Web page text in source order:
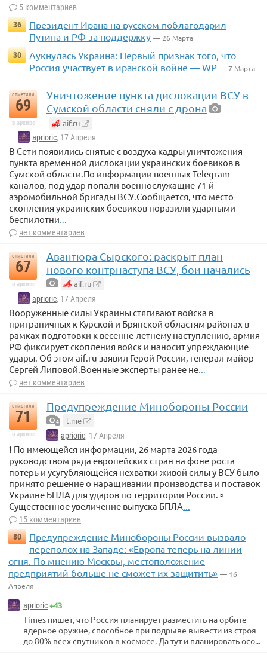
5 комментариев
36
Президент Ирана на русском поблагодарил
Путина и РФ за поддержку — 26 Марта
30
Аукнулась Украина: Первый признак того, что
Россия участвует в иранской войне — WP — 7 Марта
отметили
69
в архиве
Уничтожение пункта дислокации ВСУ в
Сумской области сняли с дрона
aif.ru
aprioric, 17 Апреля
В Сети появились снятые с воздуха кадры уничтожения
пункта временной дислокации украинских боевиков в
Сумской области.По информации военных Telegram-
каналов, под удар попали военнослужащие 71-й
аэромобильной бригады ВСУ.Сообщается, что место
скопления украинских боевиков поразили ударными
беспилотни...
нет комментариев
отметили
67
в архиве
Авантюра Сырского: раскрыт план
нового контрнаступа ВСУ, бои начались
aif.ru
aprioric, 17 Апреля
Вооруженные силы Украины стягивают войска в
приграничных к Курской и Брянской областям районах в
рамках подготовки к весенне-летнему наступлению, армия
РФ фиксирует скопления войск и наносит упреждающие
удары. Об этом aif.ru заявил Герой России, генерал-майор
Сергей Липовой.Военные эксперты ранее не...
нет комментариев
отметили
71
в архиве
Предупреждение Минобороны России
4 t.me
aprioric, 17 Апреля
❗️ По имеющейся информации, 26 марта 2026 года
руководством ряда европейских стран на фоне роста
потерь и усугубляющейся нехватки живой силы у ВСУ было
принято решение о наращивании производства и поставок
Украине БПЛА для ударов по территории России. ▫️
Существенное увеличение выпуска БПЛА...
15 комментариев
80
Предупреждение Минобороны России вызвало
переполох на Западе: «Европа теперь на линии
огня. По мнению Москвы, местоположение
предприятий больше не сможет их защитить» — 16
Апреля
aprioric+43
Times пишет, что Россия планирует разместить на орбите
ядерное оружие, способное при подрыве вывести из строя
до 80% всех спутников в космосе. Да тут и планировать осо...